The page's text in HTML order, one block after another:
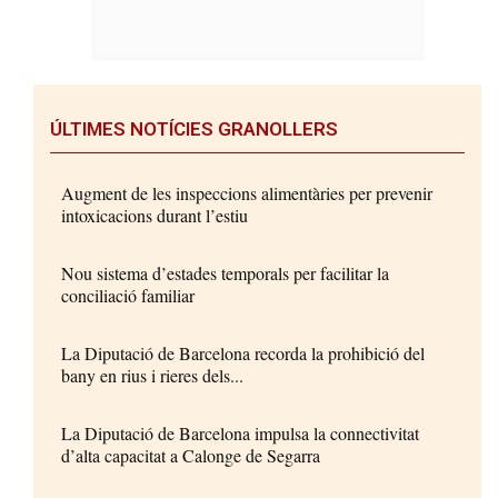
ÚLTIMES NOTÍCIES GRANOLLERS
Augment de les inspeccions alimentàries per prevenir
intoxicacions durant l’estiu
Nou sistema d’estades temporals per facilitar la
conciliació familiar
La Diputació de Barcelona recorda la prohibició del
bany en rius i rieres dels...
La Diputació de Barcelona impulsa la connectivitat
d’alta capacitat a Calonge de Segarra